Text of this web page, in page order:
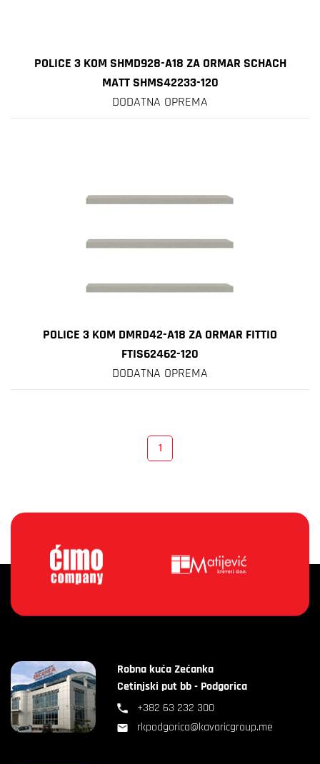
POLICE 3 KOM SHMD928-A18 ZA ORMAR SCHACH
MATT SHMS42233-120
DODATNA OPREMA
POLICE 3 KOM DMRD42-A18 ZA ORMAR FITTIO
FTIS62462-120
DODATNA OPREMA
1
Robna kuća Zećanka
Cetinjski put bb - Podgorica
+382 63 232 300
rkpodgorica@kavaricgroup.me